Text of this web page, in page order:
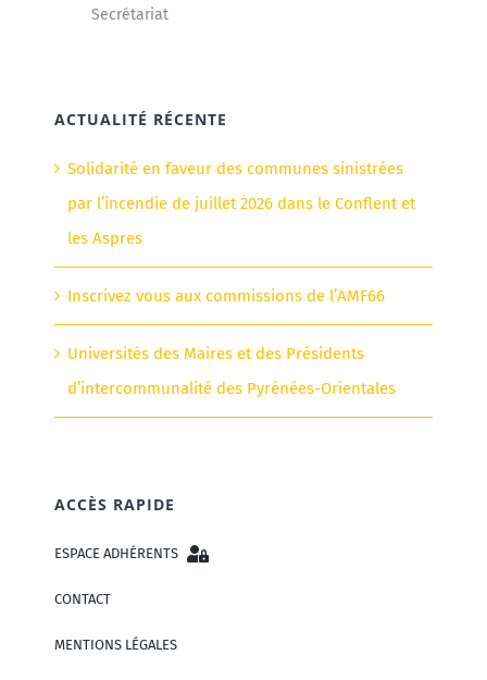
Secrétariat
ACTUALITÉ RÉCENTE
Solidarité en faveur des communes sinistrées
par l’incendie de juillet 2026 dans le Conflent et
les Aspres
Inscrivez vous aux commissions de l’AMF66
Universités des Maires et des Présidents
d’intercommunalité des Pyrénées-Orientales
ACCÈS RAPIDE
ESPACE ADHÉRENTS
CONTACT
MENTIONS LÉGALES